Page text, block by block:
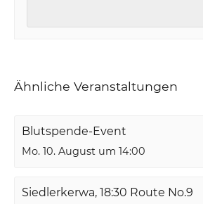
Ähnliche Veranstaltungen
Blutspende-Event
Mo. 10. August um 14:00
Siedlerkerwa, 18:30 Route No.9